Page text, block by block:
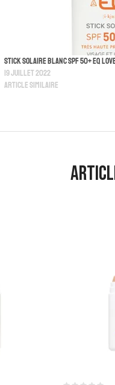
Stick Solaire Blanc SPF 50+ EQ
19 juillet 2022
Article similaire